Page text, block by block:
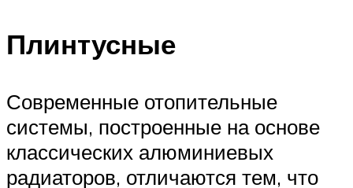
Плинтусные
Современные отопительные
системы, построенные на основе
классических алюминиевых
радиаторов, отличаются тем, что